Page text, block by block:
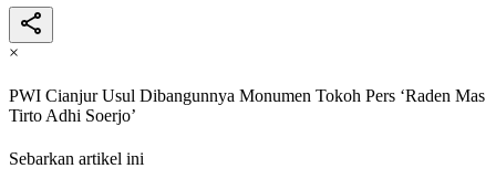
×
PWI Cianjur Usul Dibangunnya Monumen Tokoh Pers ‘Raden Mas
Tirto Adhi Soerjo’
Sebarkan artikel ini